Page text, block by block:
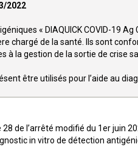
2022
« DIAQUICK COVID-19
chargé de la santé. Ils sont
à la gestion de la sortie de crise
être utilisés pour l’aide au
28 de l’arrêté modifié du 1er juin
in vitro de détection